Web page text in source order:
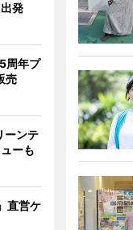
発
周年プ
売
ーンテ
ーも
直営ケ